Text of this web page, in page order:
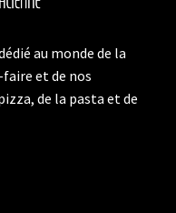
au monde de la
et de nos
de la pasta et de